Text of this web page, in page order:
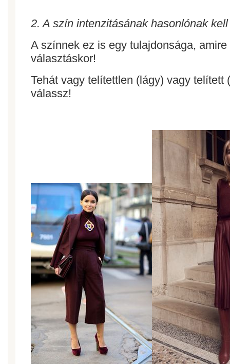
2. A szín intenzitásának hasonlónak
A színnek ez is egy tulajdonsága,
választáskor!
Tehát vagy telítettlen (lágy) vagy telített
válassz!